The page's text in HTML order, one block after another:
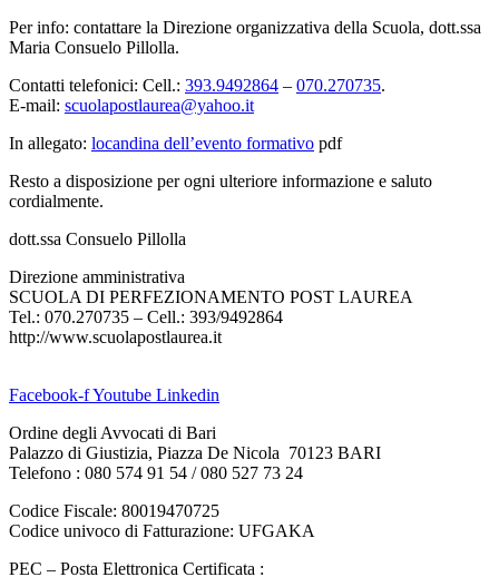
Per info: contattare la Direzione organizzativa della Scuola, dott.ssa
Maria Consuelo Pillolla.
Contatti telefonici: Cell.: 393.9492864 – 070.270735.
E-mail: scuolapostlaurea@yahoo.it
In allegato: locandina dell’evento formativo pdf
Resto a disposizione per ogni ulteriore informazione e saluto
cordialmente.
dott.ssa Consuelo Pillolla
Direzione amministrativa
SCUOLA DI PERFEZIONAMENTO POST LAUREA
Tel.: 070.270735 – Cell.: 393/9492864
http://www.scuolapostlaurea.it
Facebook-fYoutube Linkedin
Ordine degli Avvocati di Bari
Palazzo di Giustizia, Piazza De Nicola 70123 BARI
Telefono : 080 574 91 54 / 080 527 73 24
Codice Fiscale: 80019470725
Codice univoco di Fatturazione: UFGAKA
PEC – Posta Elettronica Certificata :